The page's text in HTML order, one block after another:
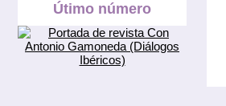
Útimo número